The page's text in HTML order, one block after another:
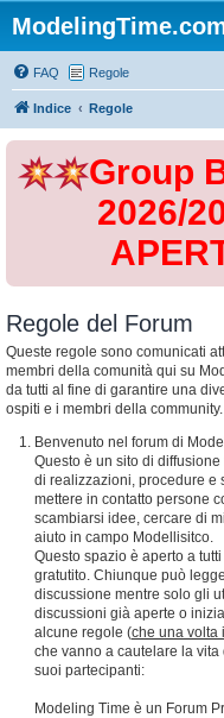
FAQ Regole
Indice Regole
Group
2026/
Regole del Forum
Queste regole sono comunicati
membri della comunità qui su
da tutti al fine di garantire una
ospiti e i membri della community.
Benvenuto nel forum di
Questo è un sito di
di realizzazioni, procedure e
mettere in contatto persone
scambiarsi idee, cercare di
aiuto in campo Modellisitco.
Questo spazio è aperto a
gratutito. Chiunque può
discussione mentre solo gli
discussioni già aperte o
alcune regole (che una volta
che vanno a cautelare la
suoi partecipanti:
Modeling Time è un Forum